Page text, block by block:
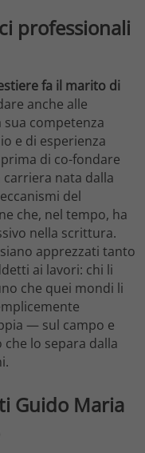
professionali
fa il marito di
anche alle
competenza
e di esperienza
di co-fondare
carriera nata dalla
del
che, nel tempo, ha
nella scrittura.
apprezzati tanto
ai lavori: chi li
che quei mondi li
— sul campo e
lo separa dalla
Guido Maria